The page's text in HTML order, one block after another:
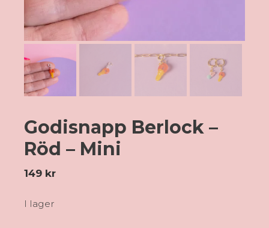
Godisnapp Berlock –
Röd – Mini
149 kr
I lager